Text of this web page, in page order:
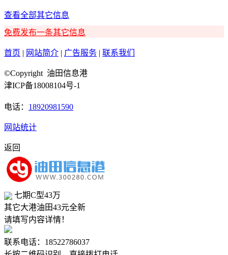
查看全部其它信息
免费发布一条其它信息
首页 | 网站简介 | 广告服务 | 联系我们
©Copyright 油田信息港
津ICP备18008104号-1
电话： 18920981590
网站统计
返回
七期C型43万
其它大港油田43元全新
请填写内容详情！
联系电话：18522786037